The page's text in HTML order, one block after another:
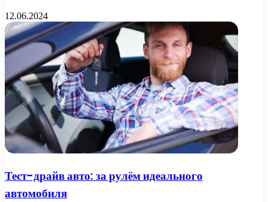
12.06.2024
Тест-драйв авто: за рулём идеального
автомобиля